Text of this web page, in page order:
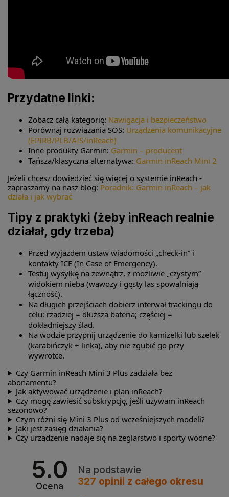
Przydatne linki:
Zobacz całą kategorię: Nawigacja i bezpieczeństwo
Porównaj rozwiązania SOS: Urządzenia komunikacyjne
(EPIRB/PLB/AIS/inReach)
Inne produkty Garmin: Garmin – producent
Tańsza/klasyczna alternatywa: Garmin inReach Mini 2
Jeżeli chcesz dowiedzieć się więcej o systemie inReach -
zapraszamy na nasz blog: Poradnik: Garmin inReach – jak
działa i jak wybrać
Tipy z praktyki (żeby inReach realnie
działał, gdy trzeba)
Przed wyjazdem ustaw wiadomości „check-in” i
kontakty ICE (In Case of Emergency).
Testuj wysyłkę na zewnątrz, z możliwie „czystym”
widokiem nieba (wąwozy i gęsty las spowalniają
łączność).
Na długich przejściach dobierz interwał trackingu do
celu: rzadziej = dłuższa bateria; częściej =
dokładniejszy ślad.
Na wodzie przypnij urządzenie do kamizelki lub szelek
(karabińczyk + linka), aby nie zgubić go przy
wywrotce.
Czy Garmin inReach Mini 3 Plus zadziała bez
abonamentu?
Jak aktywować urządzenie i plan inReach?
Czy mogę zawiesić subskrypcję, jeśli używam inReach
sezonowo?
Czym różni się Mini 3 Plus od wcześniejszych modeli?
Jaki jest zasięg działania?
Czy urządzenie nadaje się na żeglarstwo i sporty wodne?
5.0
Ocena
Na podstawie
327 opinii z całego okresu